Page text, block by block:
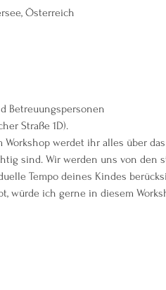
Österreich
Betreuungspersonen
Straße 1D).
werdet ihr alles über das
sind. Wir werden uns von den
Tempo deines Kindes
würde ich gerne in diesem